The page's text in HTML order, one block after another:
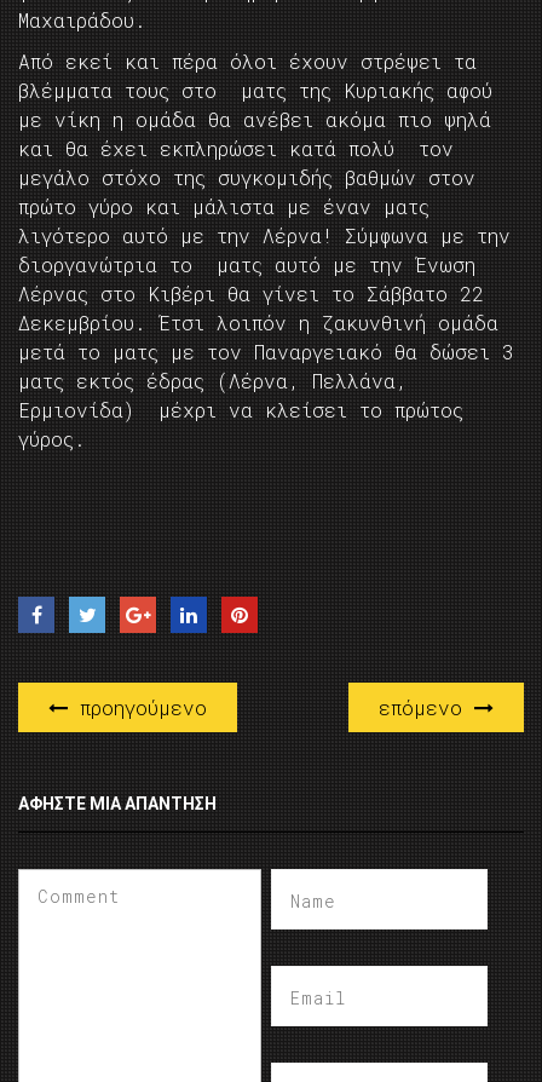
Μαχαιράδου.
Από εκεί και πέρα όλοι έχουν στρέψει τα
βλέμματα τους στο ματς της Κυριακής αφού
με νίκη η ομάδα θα ανέβει ακόμα πιο ψηλά
και θα έχει εκπληρώσει κατά πολύ τον
μεγάλο στόχο της συγκομιδής βαθμών στον
πρώτο γύρο και μάλιστα με έναν ματς
λιγότερο αυτό με την Λέρνα! Σύμφωνα με την
διοργανώτρια το ματς αυτό με την Ένωση
Λέρνας στο Κιβέρι θα γίνει το Σάββατο 22
Δεκεμβρίου. Έτσι λοιπόν η ζακυνθινή ομάδα
μετά το ματς με τον Παναργειακό θα δώσει 3
ματς εκτός έδρας (Λέρνα, Πελλάνα,
Ερμιονίδα) μέχρι να κλείσει το πρώτος
γύρος.
προηγούμενο επόμενο
ΑΦΉΣΤΕ ΜΙΑ ΑΠΆΝΤΗΣΗ